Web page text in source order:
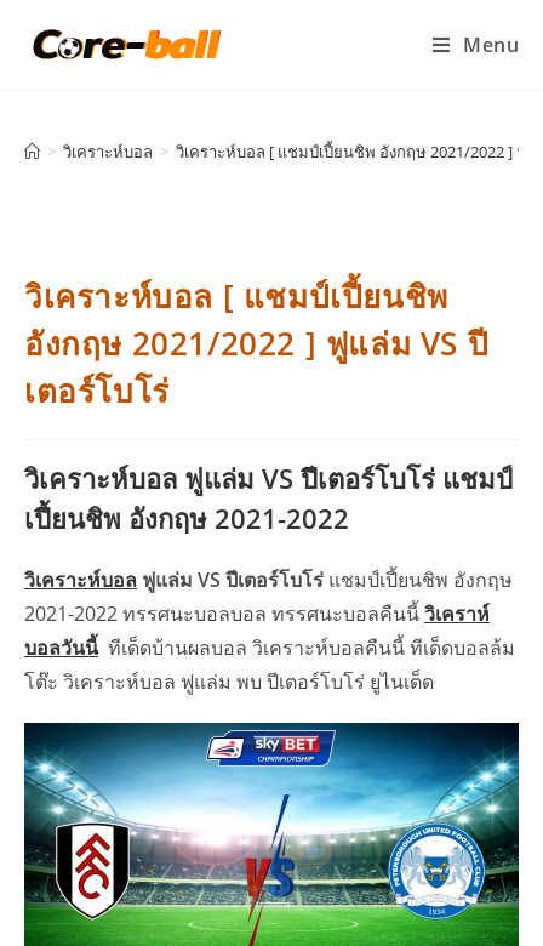
Menu
> วิเคราะห์บอล > วิเคราะห์บอล [ แชมป์เปี้ยนชิพ อังกฤษ 2021/2022 ] ฟูแ
วิเคราะห์บอล [ แชมป์เปี้ยนชิพ
อังกฤษ 2021/2022 ] ฟูแล่ม VS ปี
เตอร์โบโร่
วิเคราะห์บอล ฟูแล่ม VS ปีเตอร์โบโร่ แชมป์
เปี้ยนชิพ อังกฤษ 2021-2022
วิเคราะห์บอล ฟูแล่ม VS ปีเตอร์โบโร่ แชมป์เปี้ยนชิพ อังกฤษ
2021-2022 ทรรศนะบอลบอล ทรรศนะบอลคืนนี้วิเคราห์
บอลวันนี้ทีเด็ดบ้านผลบอล วิเคราะห์บอลคืนนี้ ทีเด็ดบอลล้ม
โต๊ะ วิเคราะห์บอล ฟูแล่ม พบ ปีเตอร์โบโร่ ยูไนเต็ด